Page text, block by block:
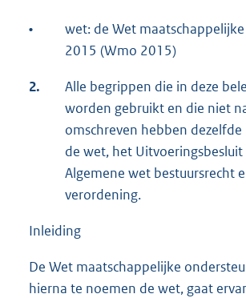
•
wet: de Wet
2015 (Wmo 2015)
2.
Alle begrippen die in deze
worden gebruikt en die niet
omschreven hebben dezelfde
de wet, het
Algemene wet bestuursrecht
verordening.
Inleiding
De Wet maatschappelijke
hierna te noemen de wet, gaat